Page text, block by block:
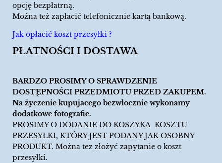
opcję bezpłatrną.
Można też zapłacić telefonicznie kartą bankową.
Jak opłacić koszt przesyłki ?
PŁATNOŚCI I DOSTAWA
BARDZO PROSIMY O SPRAWDZENIE
DOSTĘPNOŚCI PRZEDMIOTU PRZED ZAKUPEM.
Na życzenie kupujacego bezwłocznie wykonamy
dodatkowe fotografie.
PROSIMY O DODANIE DO KOSZYKA KOSZTU
PRZESYŁKI, KTÓRY JEST PODANY JAK OSOBNY
PRODUKT. Można tez złożyć zapytanie o koszt
przesyłki.